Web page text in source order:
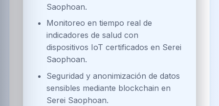
Saophoan.
Monitoreo en tiempo real de
indicadores de salud con
dispositivos IoT certificados en Serei
Saophoan.
Seguridad y anonimización de datos
sensibles mediante blockchain en
Serei Saophoan.